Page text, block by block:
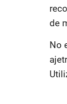
de
No